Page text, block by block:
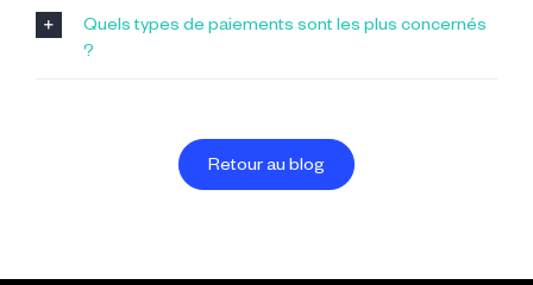
Quels types de paiements sont les plus concernés
?
Retour au blog